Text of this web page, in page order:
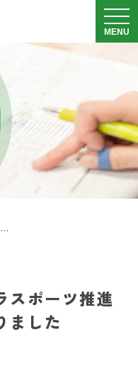
メニ
MENU
一般社団法人日本パラスポーツ推進機構の賛助会員になりました
スポーツ推進
ました